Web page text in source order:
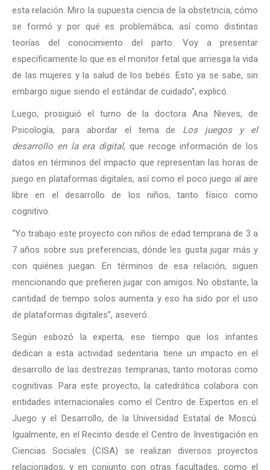
esta relación. Miro la supuesta ciencia de la obstetricia, cómo
se formó y por qué es problemática, así como distintas
teorías del conocimiento del parto. Voy a presentar
específicamente lo que es el monitor fetal que arriesga la vida
de las mujeres y la salud de los bebés. Esto ya se sabe, sin
embargo sigue siendo el estándar de cuidado”, explicó.
Luego, prosiguió el turno de la doctora Ana Nieves, de
Psicología, para abordar el tema de Los juegos y el
desarrollo en la era digital, que recoge información de los
datos en términos del impacto que representan las horas de
juego en plataformas digitales, así como el poco juego al aire
libre en el desarrollo de los niños, tanto físico como
cognitivo.
“Yo trabajo este proyecto con niños de edad temprana de 3 a
7 años sobre sus preferencias, dónde les gusta jugar más y
con quiénes juegan. En términos de esa relación, siguen
mencionando que prefieren jugar con amigos. No obstante, la
cantidad de tiempo solos aumenta y eso ha sido por el uso
de plataformas digitales”, aseveró.
Según esbozó la experta, ese tiempo que los infantes
dedican a esta actividad sedentaria tiene un impacto en el
desarrollo de las destrezas tempranas, tanto motoras como
cognitivas. Para este proyecto, la catedrática colabora con
entidades internacionales como el Centro de Expertos en el
Juego y el Desarrollo, de la Universidad Estatal de Moscú.
Igualmente, en el Recinto desde el Centro de Investigación en
Ciencias Sociales (CISA) se realizan diversos proyectos
relacionados, y en conjunto con otras facultades, como el